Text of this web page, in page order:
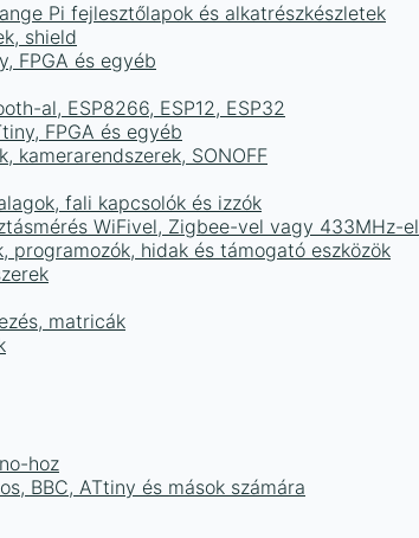
Pi fejlesztőlapok és alkatrészkészletek
shield
FPGA és egyéb
al, ESP8266, ESP12, ESP32
FPGA és egyéb
kamerarendszerek, SONOFF
fali kapcsolók és izzók
WiFivel, Zigbee-vel vagy 433MHz-el
programozók, hidak és támogató eszközök
matricák
hoz
BBC, ATtiny és mások számára